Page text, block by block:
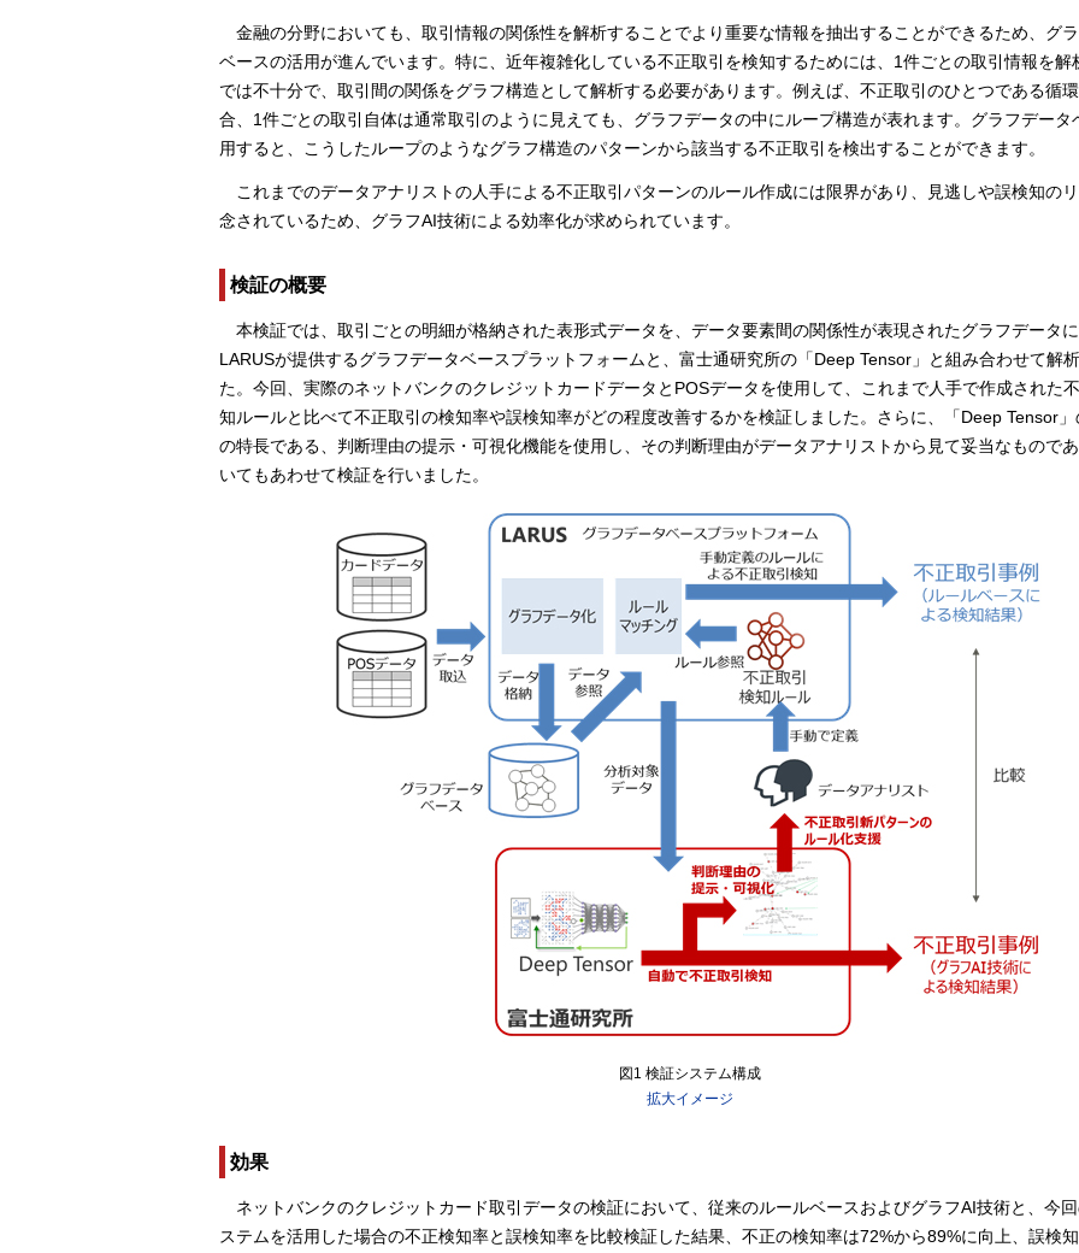
金融の分野においても、取引情報の関係性を解析することでより重要な情報を抽出することができるため、グ
ベースの活用が進んでいます。特に、近年複雑化している不正取引を検知するためには、1件ごとの取引情報を解
では不十分で、取引間の関係をグラフ構造として解析する必要があります。例えば、不正取引のひとつである循
合、1件ごとの取引自体は通常取引のように見えても、グラフデータの中にループ構造が表れます。グラフデータ
用すると、こうしたループのようなグラフ構造のパターンから該当する不正取引を検出することができます。
これまでのデータアナリストの人手による不正取引パターンのルール作成には限界があり、見逃しや誤検知の
念されているため、グラフAI技術による効率化が求められています。
検証の概要
本検証では、取引ごとの明細が格納された表形式データを、データ要素間の関係性が表現されたグラフデータに
LARUSが提供するグラフデータベースプラットフォームと、富士通研究所の「Deep Tensor」と組み合わせて解
た。今回、実際のネットバンクのクレジットカードデータとPOSデータを使用して、これまで人手で作成された
知ルールと比べて不正取引の検知率や誤検知率がどの程度改善するかを検証しました。さらに、「Deep Tensor
の特長である、判断理由の提示・可視化機能を使用し、その判断理由がデータアナリストから見て妥当なもので
いてもあわせて検証を行いました。
図1 検証システム構成
拡大イメージ
効果
ネットバンクのクレジットカード取引データの検証において、従来のルールベースおよびグラフAI技術と、今
ステムを活用した場合の不正検知率と誤検知率を比較検証した結果、不正の検知率は72%から89%に向上、誤検